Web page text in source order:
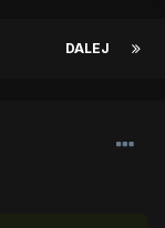
DALEJ